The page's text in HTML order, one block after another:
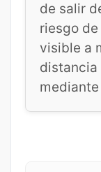
de salir
riesgo
visible a
distancia
mediante